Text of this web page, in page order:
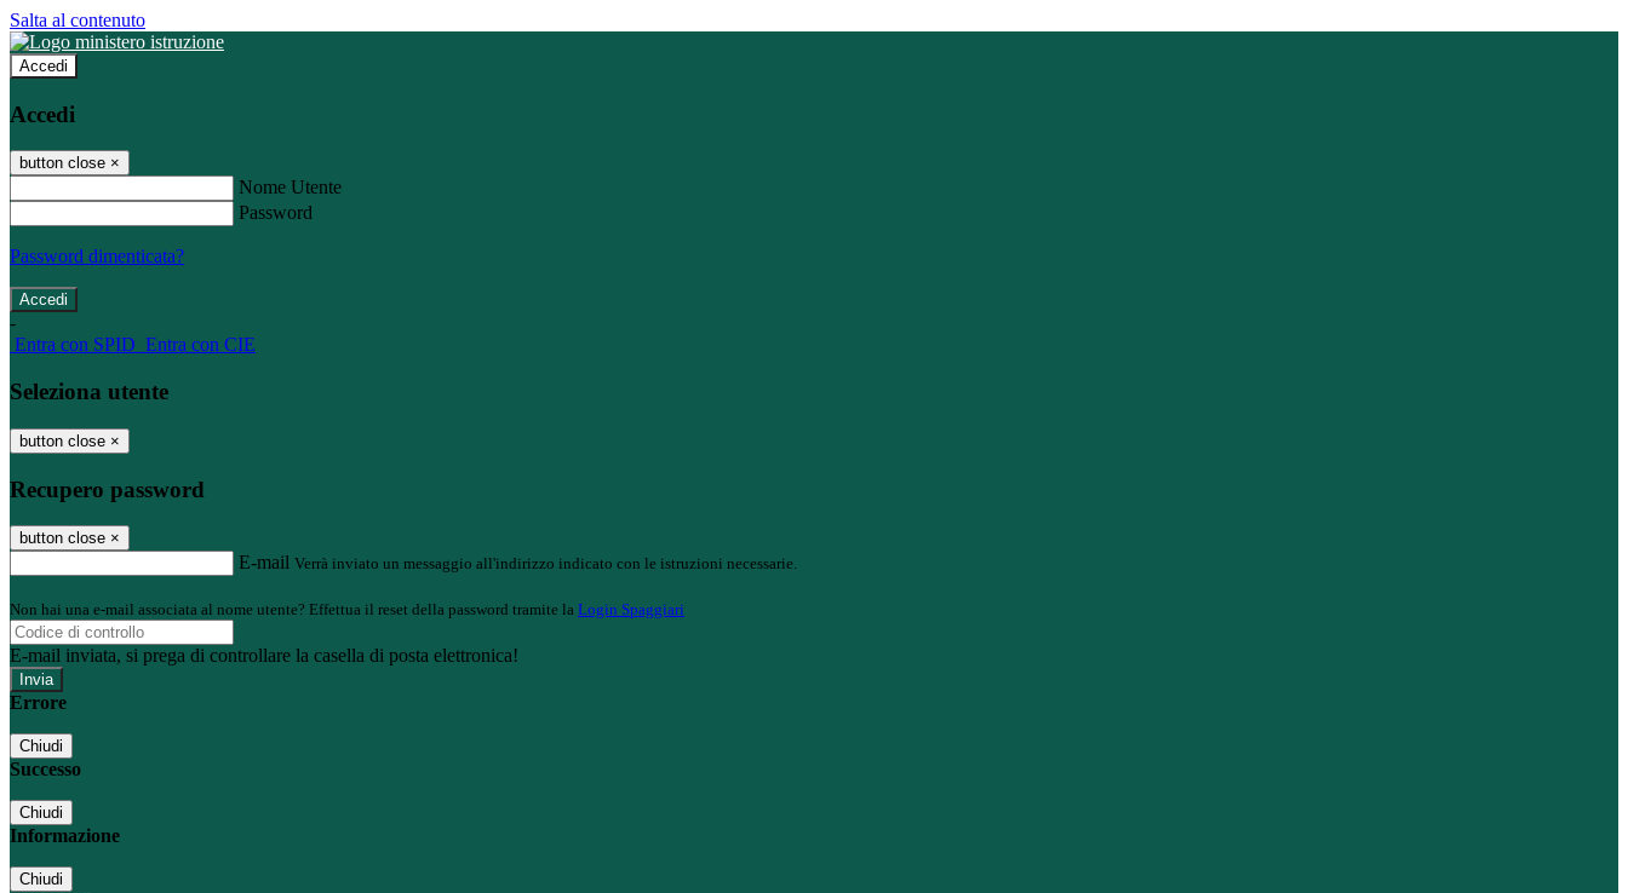
Salta al contenuto
Accedi
Accedi
button close ×
Nome Utente
Password
Password dimenticata?
-
Entra con SPID Entra con CIE
Seleziona utente
button close ×
Recupero password
button close ×
E-mail Verrà inviato un messaggio all'indirizzo indicato con le istruzioni necessarie.
Non hai una e-mail associata al nome utente? Effettua il reset della password tramite la Login Spaggiari
E-mail inviata, si prega di controllare la casella di posta elettronica!
Errore
Chiudi
Successo
Chiudi
Informazione
Chiudi